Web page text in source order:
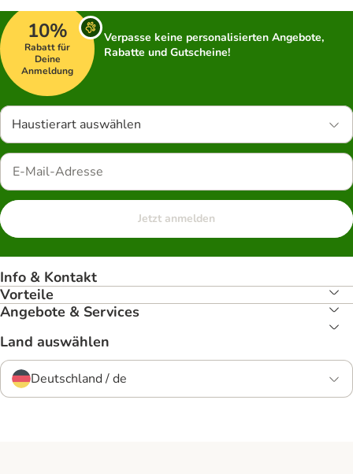
10%
Rabatt für
Deine
Anmeldung
Verpasse keine personalisierten Angebote,
Rabatte und Gutscheine!
Haustierart auswählen
Jetzt anmelden
Info & Kontakt
Vorteile
Angebote & Services
Land auswählen
Deutschland / de